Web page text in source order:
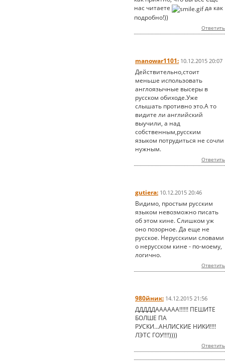
нас читаете
да как
подробно!))
Ответить
manowar1101: 10.12.2015 20:07
Действительно,стоит
меньше использовать
англоязычные высеры в
русском обиходе.Уже
слышать противно это.А то
видите ли английский
выучили, а над
собственным,русским
языком потрудиться не сочли
нужным.
Ответить
gutiera: 10.12.2015 20:46
Видимо, простым русским
языком невозможно писать
об этом кине. Слишком уж
оно позорное. Да еще не
русское. Нерусскими словами
о нерусском кине - по-моему,
логично.
Ответить
980йник: 14.12.2015 21:56
ДДДДДАААААА!!!!!! ПЕШИТЕ
БОЛШЕ ПА
РУСКИ...АНЛИСКИЕ НИКИ!!!!
ЛЭТС ГОУ!!!!))))
Ответить